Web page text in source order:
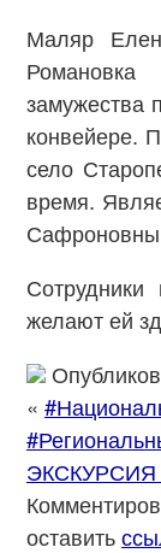
Маляр
Романовка
замужества
конвейере.
село
время.
Сафроновны
желают ей
«
оставить